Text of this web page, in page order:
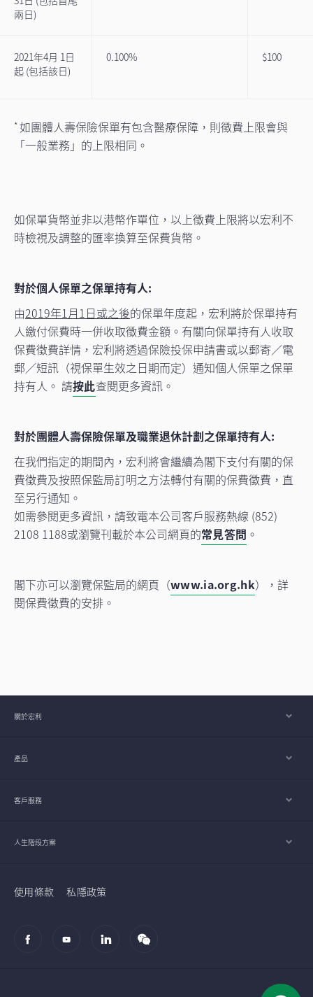
兩日)
2021年4月 1日
起 (包括該日)
0.100% $100
*如團體人壽保險保單有包含醫療保障，則徵費上限會與
「一般業務」的上限相同。
如保單貨幣並非以港幣作單位，以上徵費上限將以宏利不
時檢視及調整的匯率換算至保費貨幣。
對於個人保單之保單持有人:
由2019年1月1日或之後的保單年度起，宏利將於保單持有
人繳付保費時一併收取徵費金額。有關向保單持有人收取
保費徵費詳情，宏利將透過保險投保申請書或以郵寄／電
郵／短訊（視保單生效之日期而定）通知個人保單之保單
持有人。 請按此查閱更多資訊。
對於團體人壽保險保單及職業退休計劃之保單持有人:
在我們指定的期間內，宏利將會繼續為閣下支付有關的保
費徵費及按照保監局訂明之方法轉付有關的保費徵費，直
至另行通知。
如需參閱更多資訊，請致電本公司客戶服務熱線 (852)
2108 1188或瀏覽刊載於本公司網頁的常見答問 。
閣下亦可以瀏覽保監局的網頁（www.ia.org.hk），詳
閱保費徵費的安排。
關於宏利
產品
客戶服務
人生階段方案
使用條款 私隱政策